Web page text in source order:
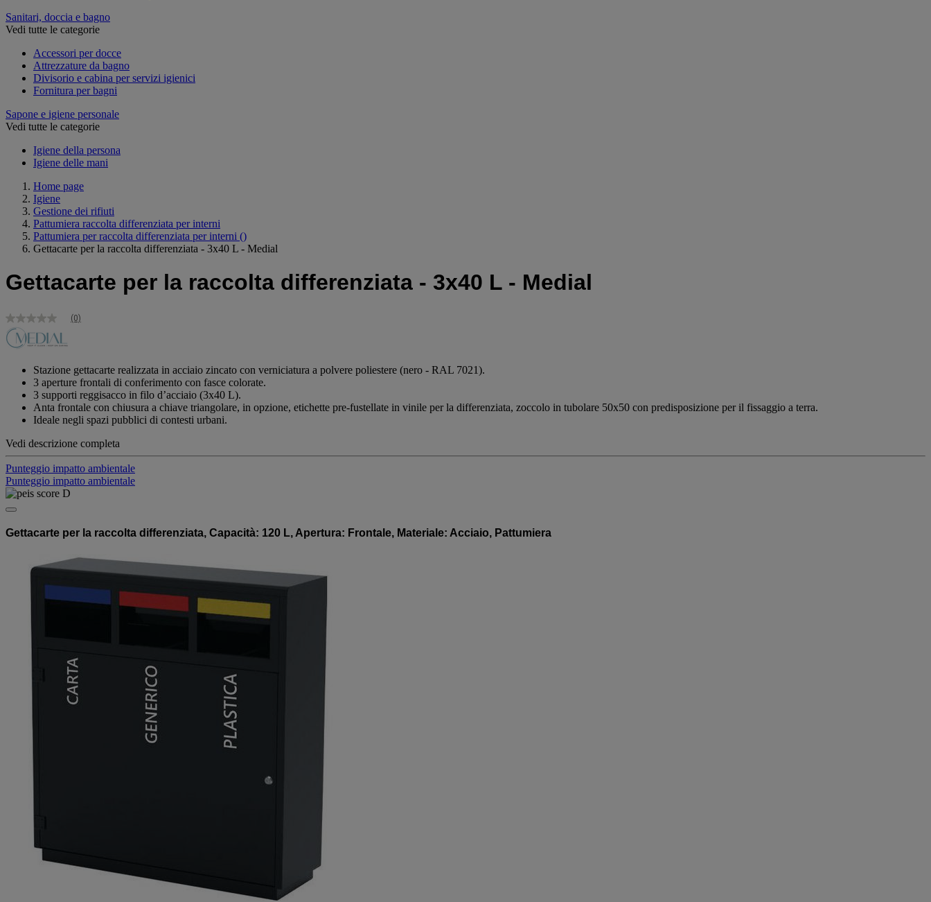
Sanitari, doccia e bagno
Vedi tutte le categorie
Accessori per docce
Attrezzature da bagno
Divisorio e cabina per servizi igienici
Fornitura per bagni
Sapone e igiene personale
Vedi tutte le categorie
Igiene della persona
Igiene delle mani
Home page
Igiene
Gestione dei rifiuti
Pattumiera raccolta differenziata per interni
Pattumiera per raccolta differenziata per interni ()
Gettacarte per la raccolta differenziata - 3x40 L - Medial
Gettacarte per la raccolta differenziata - 3x40 L - Medial
Nessuna
valutazione
Stesso
pagina.
(0)
Stazione gettacarte realizzata in acciaio zincato con verniciatura a polvere poliestere (nero - RAL 7021).
3 aperture frontali di conferimento con fasce colorate.
3 supporti reggisacco in filo d’acciaio (3x40 L).
Anta frontale con chiusura a chiave triangolare, in opzione, etichette pre-fustellate in vinile per la differenziata, zoccolo in tubolare 50x50 con predisposizione per il fissaggio a terra.
Ideale negli spazi pubblici di contesti urbani.
Vedi descrizione completa
Punteggio impatto ambientale
Punteggio impatto ambientale
Gettacarte per la raccolta differenziata, Capacità: 120 L, Apertura: Frontale, Materiale: Acciaio, Pattumiera